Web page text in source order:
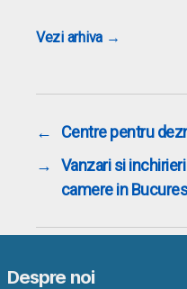
Vezi arhiva →
←
Centre pentru
→
Vanzari si
camere in
Despre noi